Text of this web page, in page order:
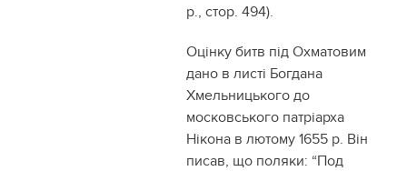
р., стор. 494).
Оцінку битв під Охматовим
дано в листі Богдана
Хмельницького до
московського патріарха
Нікона в лютому 1655 р. Він
писав, що поляки: “Под